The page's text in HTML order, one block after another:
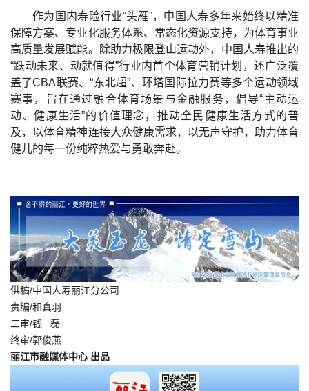
作为国内寿险行业“头雁”，中国人寿多年来始终以精准
保障方案、专业化服务体系、常态化资源支持，为体育事业
高质量发展赋能。除助力极限登山运动外，中国人寿推出的
“跃动未来、动就值得”行业内首个体育营销计划，还广泛覆
盖了CBA联赛、“东北超”、环塔国际拉力赛等多个运动领域
赛事，旨在通过融合体育场景与金融服务，倡导“主动运
动、健康生活”的价值理念，推动全民健康生活方式的普
及，以体育精神连接大众健康需求，以无声守护，助力体育
健儿的每一份纯粹热爱与勇敢奔赴。
供稿/中国人寿丽江分公司
责编/和真羽
二审/钱 磊
终审/郭俊燕
丽江市融媒体中心 出品